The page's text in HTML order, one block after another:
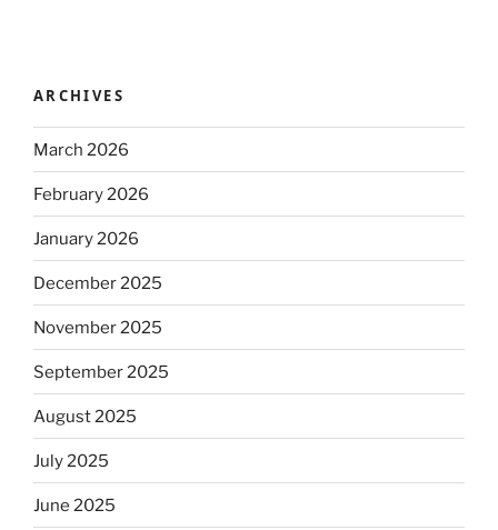
ARCHIVES
March 2026
February 2026
January 2026
December 2025
November 2025
September 2025
August 2025
July 2025
June 2025